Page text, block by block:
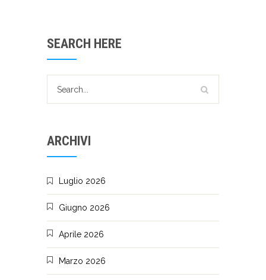
SEARCH HERE
ARCHIVI
Luglio 2026
Giugno 2026
Aprile 2026
Marzo 2026